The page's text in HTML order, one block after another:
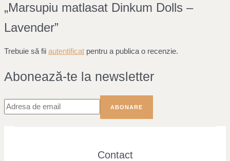
„Marsupiu matlasat Dinkum Dolls –
Lavender”
Trebuie să fii autentificat pentru a publica o recenzie.
Abonează-te la newsletter
Contact